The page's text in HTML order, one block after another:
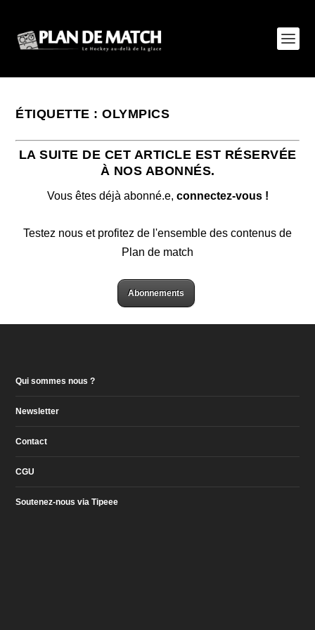
ÉTIQUETTE :OLYMPICS
LA SUITE DE CET ARTICLE EST RÉSERVÉE
À NOS ABONNÉS.
Vous êtes déjà abonné.e, connectez-vous !
Testez nous et profitez de l'ensemble des contenus de
Plan de match
Abonnements
Qui sommes nous ?
Newsletter
Contact
CGU
Soutenez-nous via Tipeee